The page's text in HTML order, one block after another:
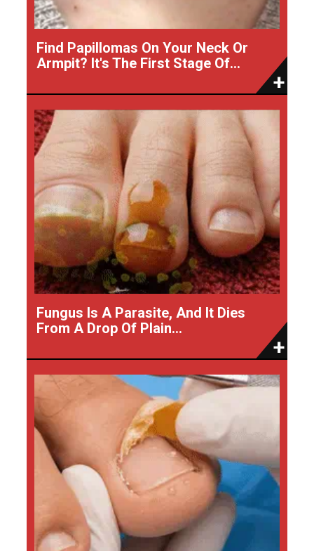
Find Papillomas On Your Neck Or
Armpit? It's The First Stage Of...
Fungus Is A Parasite, And It Dies
From A Drop Of Plain...